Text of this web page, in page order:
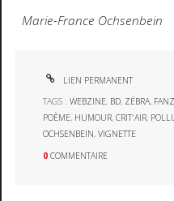
Marie-France Ochsenbein
LIEN PERMANENT
TAGS :WEBZINE, BD, ZÉBRA,
POÈME, HUMOUR,CRIT'AIR,
OCHSENBEIN,VIGNETTE
0 COMMENTAIRE